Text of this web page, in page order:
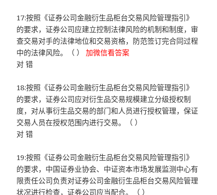
17:按照《证券公司金融衍生品柜台交易风险管理指引》
的要求，证券公司应建立控制法律风险的机制和制度，审
查交易对手的法律地位和交易资格，防范签订完合同过程
中的法律风险。（ ）加微信看答案
对 错
18:按照《证券公司金融衍生品柜台交易风险管理指引》
的要求，证券公司应对衍生品交易规模建立分级授权制
度，对从事衍生品交易的部门和人员进行授权管理，保证
交易人员在授权范围内进行交易。（ ）
对 错
19:按照《证券公司金融衍生品柜台交易风险管理指引》
的要求，中国证券业协会、中证资本市场发展监测中心有
限责任公司负责对证券公司金融衍生品柜台交易风险管理
状况进行检查，证券公司应当配合。（ ）